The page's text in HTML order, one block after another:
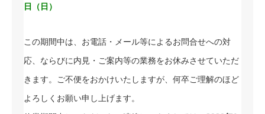
日（日）
この期間中は、お電話・メール等によるお問合せへの対
応、ならびに内見・ご案内等の業務をお休みさせていただ
きます。ご不便をおかけいたしますが、何卒ご理解のほど
よろしくお願い申し上げます。